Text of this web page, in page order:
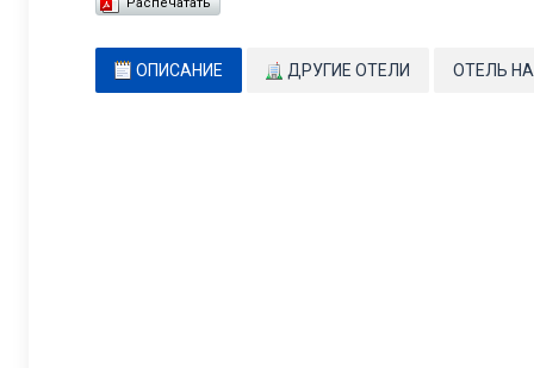
ОПИСАНИЕ ДРУГИЕ ОТЕЛИ ОТЕЛЬ